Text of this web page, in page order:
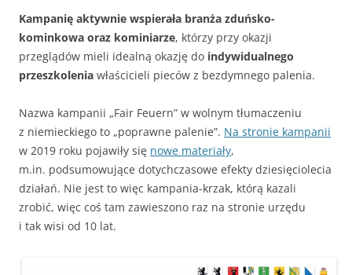
Kampanię aktywnie wspierała branża zduńsko-
kominkowa oraz kominiarze, którzy przy okazji
przeglądów mieli idealną okazję do indywidualnego
przeszkolenia właścicieli pieców z bezdymnego palenia.
Nazwa kampanii „Fair Feuern” w wolnym tłumaczeniu
z niemieckiego to „poprawne palenie”. Na stronie kampanii
w 2019 roku pojawiły się nowe materiały,
m.in. podsumowujące dotychczasowe efekty dziesięciolecia
działań. Nie jest to więc kampania-krzak, którą kazali
zrobić, więc coś tam zawieszono raz na stronie urzędu
i tak wisi od 10 lat.